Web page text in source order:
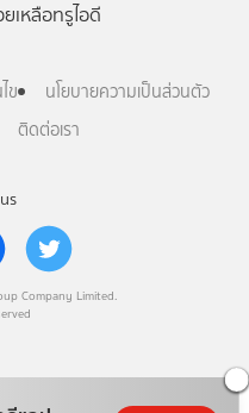
Company Limited.
เหลือทรูไอดี
ข
นโยบายความเป็นส่วนตัว
ติดต่อเรา